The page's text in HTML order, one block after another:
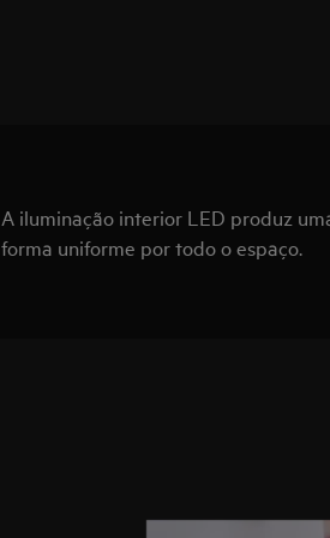
A iluminação interior LED produz
forma uniforme por todo o espaço.